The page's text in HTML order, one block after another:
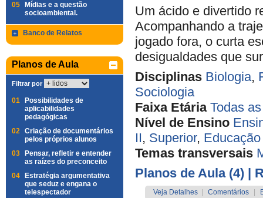
05
Mídias e a questão
socioambiental.
Banco de Relatos
Planos de Aula
Filtrar por
01
Possibilidades de
aplicabilidades
pedagógicas
02 Criação de documentários
pelos próprios alunos
03
Pensar, refletir e entender
as raízes do preconceito
04
Estratégia argumentativa
que seduz e engana o
telespectador
Um ácido e divertido
Acompanhando a
jogado fora, o curta
desigualdades que
Disciplinas Biologia,
Sociologia
Faixa Etária Todas
Nível de Ensino
II, Superior,
Temas transversais
Planos de Aula (4) |
Veja Detalhes Comentários